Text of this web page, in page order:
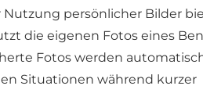
persönlicher Bilder
die eigenen Fotos eines
Fotos werden
Situationen während kurzer